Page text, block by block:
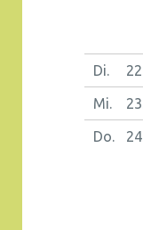
Di.
Mi.
Do.